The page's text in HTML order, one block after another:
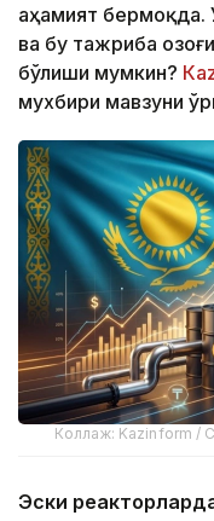
аҳамият бермоқда.
ва бу тажриба
бўлиши мумкин?
мухбири мавзуни
Коллаж: Kazinform /
Эски